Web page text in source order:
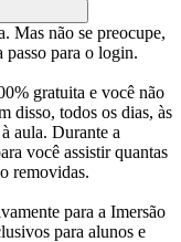
Mas não se preocupe,
passo para o login.
gratuita e você não
disso, todos os dias, às
aula. Durante a
você assistir quantas
removidas.
para a Imersão
para alunos e